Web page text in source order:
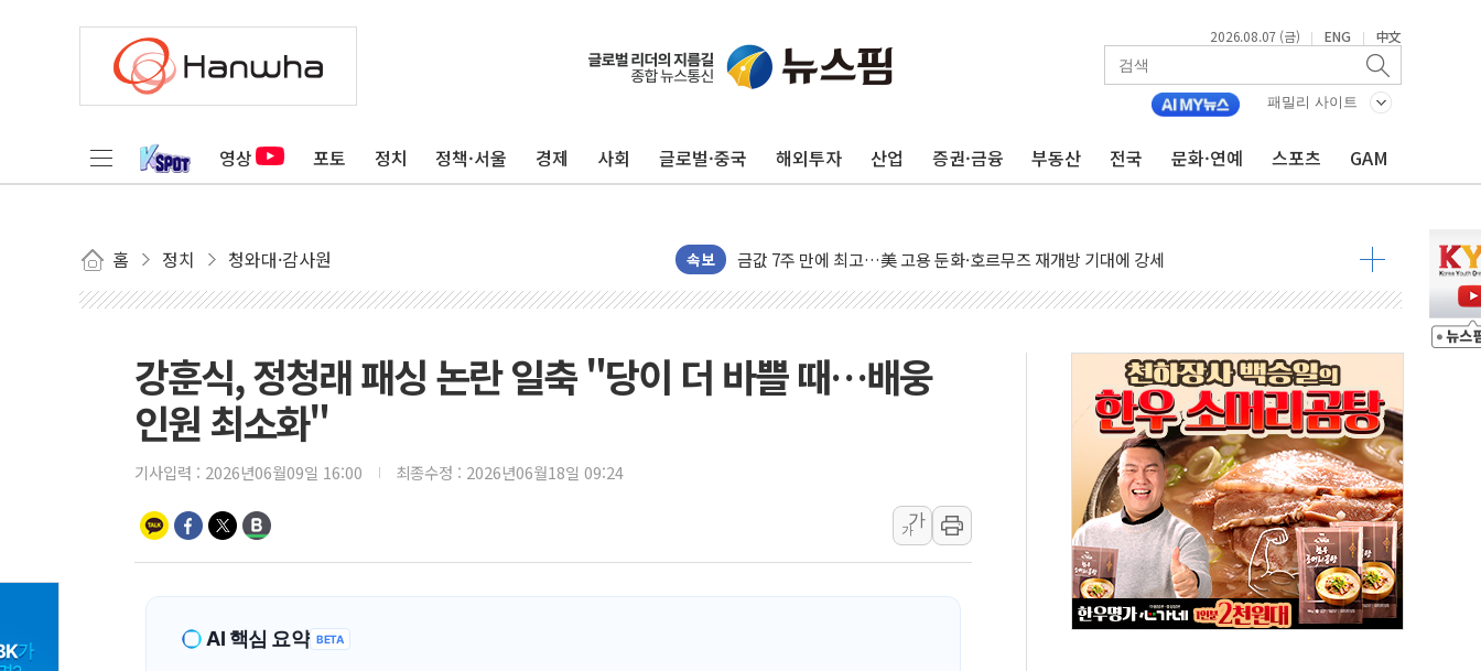
2026.08.07 (금) | ENG | 中文
패밀리 사이트
영상 포토 정치 정책·서울 경제 사회 글로벌·중국 해외투자 산업 증권·금융 부동산 전국 문화·연예 스포츠 GAM
홈 정치 청와대·감사원 속보
구광모, 내주 실리콘밸리서 젠슨 황 재회…로봇·AI 데이터센터·모빌리티 구체화
뉴욕증시 개장 전 특징주...모더나·아이온큐·도어대시↑ VS 샌디스크·피그마·앱러빈↓
뉴욕증시 프리뷰, 미 주가선물 AI주 차익실현 속 혼조세...웨스턴디지털·샌디스크↓
청와대, 북한 단거리 탄도미사일 발사에 긴급 안보 점검회의
[인도증시] 중동 긴장 완화에 실적 호조까지, 상승...호실적 보고 기업 상승세 뚜렷
러, 1인칭시점 드론으로 우크라 민간인 '사파리' 공격… 시민들 공포감 극대화 전략
'월가의 황제' 다이먼 "금융시장 레버리지 위험수위…숨은 차입이 더 큰 변수"
양주 섬유염색공장서 화재 1명 중상…대응 1단계 진압 중
김정관 산업부 장관 "주 52시간 손봐야, 경쟁상대 中과 비교해야"
해군 1함대 창설 80주년…지역과 함께하는 '선봉'의 대민 봉사
[3보] 북, 원산서 동해로 단거리 탄도미사일 1발 발사… 올해 10번째·42일 만 도발
우크라 드론 전술, 중남미 콜롬비아에 새 안보 위기… 반군·마약카르텔이 습득해 전투 활용
동해해경, 독도 해상서 부유물 감긴 어선 구조
주한미군 "오산기지 누출, 백린 아닌 무해한 표면 부식 물질"
구미 폐염산처리업체서 불 2시간30여분만에 진화...외국인 노동자 숨져
강훈식, 정청래 패싱 논란 일축 "당이 더 바쁠 때…배웅
인원 최소화"
기사입력 : 2026년06월09일 16:00 최종수정 : 2026년06월18일 09:24
가
가
AI 핵심 요약 BETA